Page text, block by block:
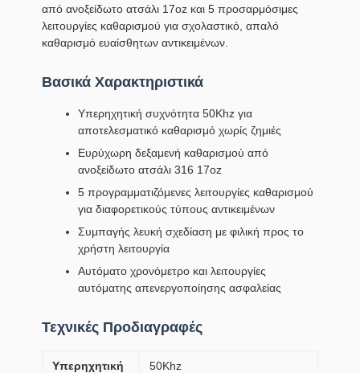
από ανοξείδωτο ατσάλι 17oz και 5 προσαρμόσιμες
λειτουργίες καθαρισμού για σχολαστικό, απαλό
καθαρισμό ευαίσθητων αντικειμένων.
Βασικά Χαρακτηριστικά
Υπερηχητική συχνότητα 50Khz για
αποτελεσματικό καθαρισμό χωρίς ζημιές
Ευρύχωρη δεξαμενή καθαρισμού από
ανοξείδωτο ατσάλι 316 17oz
5 προγραμματιζόμενες λειτουργίες καθαρισμού
για διαφορετικούς τύπους αντικειμένων
Συμπαγής λευκή σχεδίαση με φιλική προς το
χρήστη λειτουργία
Αυτόματο χρονόμετρο και λειτουργίες
αυτόματης απενεργοποίησης ασφαλείας
Τεχνικές Προδιαγραφές
Υπερηχητική
50Khz